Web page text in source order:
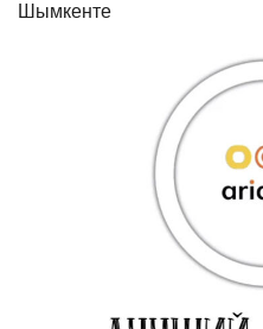
Шымкенте